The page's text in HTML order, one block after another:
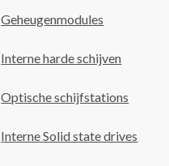
Geheugenmodules
Interne harde schijven
Optische schijfstations
Interne Solid state drives